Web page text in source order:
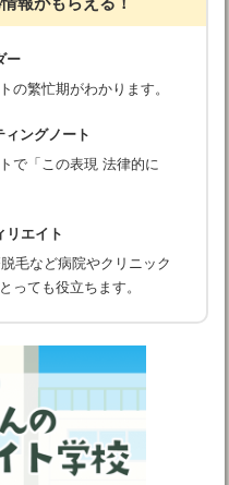
ー
の繁忙期がわかります。
ングノート
で「この表現 法律的に
リエイト
毛など病院やクリニック
っても役立ちます。